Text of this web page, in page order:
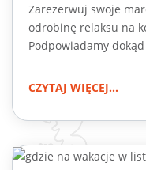
Zarezerwuj swoje
odrobinę relaksu na
Podpowiadamy
CZYTAJ WIĘCEJ...